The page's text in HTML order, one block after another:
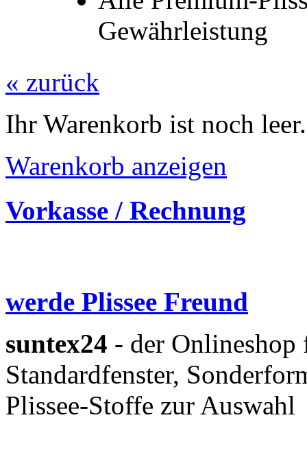
Gewährleistung
« zurück
Ihr Warenkorb ist noch leer.
Warenkorb anzeigen
Vorkasse / Rechnung
werde Plissee Freund
suntex24 - der
Standardfenster,
Plissee-Stoffe zur Auswahl